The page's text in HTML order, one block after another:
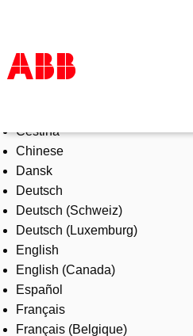
Products & Solutions
Industries
Services
About us
Where to buy
Contact us
Careers
Čeština
Chinese
Dansk
Deutsch
Deutsch (Schweiz)
Deutsch (Luxemburg)
English
English (Canada)
Español
Français
Français (Belgique)